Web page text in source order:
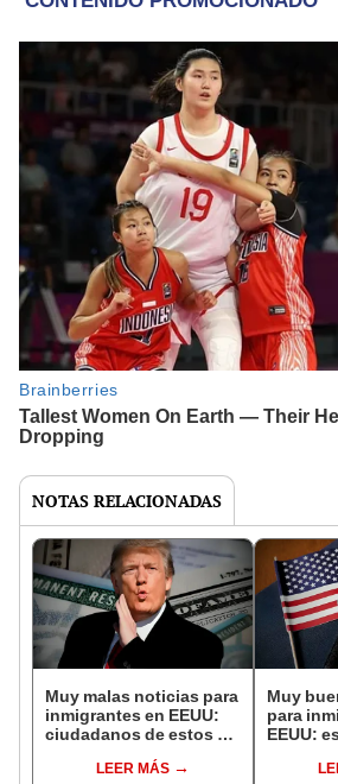
NOTAS RELACIONADAS
Muy malas noticias para
inmigrantes en EEUU:
ciudadanos de estos 4
obtener la Green Card
LEER MÁS
Muy
para
EEUU:
obtener